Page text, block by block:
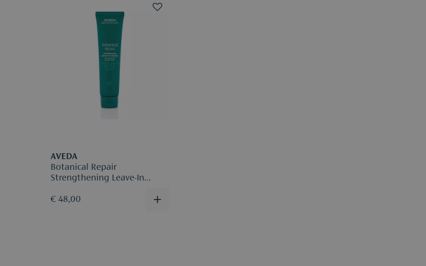
AVEDA
Botanical Repair
Strengthening Leave-In
€ 48,00